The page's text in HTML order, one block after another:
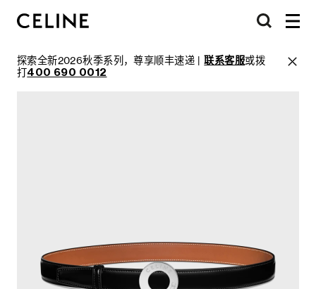
探索全新2026秋季系列，尊享顺丰速递 |联系客服或拨
打400 690 0012